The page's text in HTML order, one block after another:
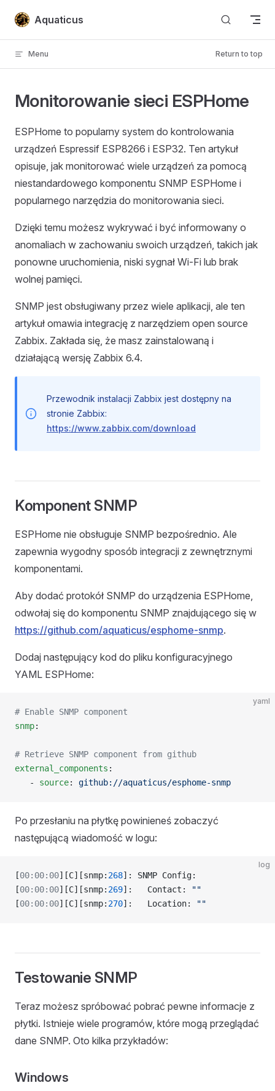
Skip to content
Aquaticus
Menu Return to top
Monitorowanie sieci ESPHome
ESPHome to popularny system do kontrolowania
urządzeń Espressif ESP8266 i ESP32. Ten artykuł
opisuje, jak monitorować wiele urządzeń za pomocą
niestandardowego komponentu SNMP ESPHome i
popularnego narzędzia do monitorowania sieci.
Dzięki temu możesz wykrywać i być informowany o
anomaliach w zachowaniu swoich urządzeń, takich jak
ponowne uruchomienia, niski sygnał Wi-Fi lub brak
wolnej pamięci.
SNMP jest obsługiwany przez wiele aplikacji, ale ten
artykuł omawia integrację z narzędziem open source
Zabbix. Zakłada się, że masz zainstalowaną i
działającą wersję Zabbix 6.4.
Przewodnik instalacji Zabbix jest dostępny na
stronie Zabbix:
https://www.zabbix.com/download
Komponent SNMP
ESPHome nie obsługuje SNMP bezpośrednio. Ale
zapewnia wygodny sposób integracji z zewnętrznymi
komponentami.
Aby dodać protokół SNMP do urządzenia ESPHome,
odwołaj się do komponentu SNMP znajdującego się w
https://github.com/aquaticus/esphome-snmp.
Dodaj następujący kod do pliku konfiguracyjnego
YAML ESPHome:
yaml
# Enable SNMP component
snmp:
# Retrieve SNMP component from github
external_components :
   -
source: github://aquaticus/esphome-snmp
Po przesłaniu na płytkę powinieneś zobaczyć
następującą wiadomość w logu:
log
[00:00:00][C][snmp: 268]: SNMP Config:
[00:00:00][C][snmp: 269]:   Contact:
""
[00:00:00][C][snmp: 270]:   Location: ""
Testowanie SNMP
Teraz możesz spróbować pobrać pewne informacje z
płytki. Istnieje wiele programów, które mogą przeglądać
dane SNMP. Oto kilka przykładów:
Windows